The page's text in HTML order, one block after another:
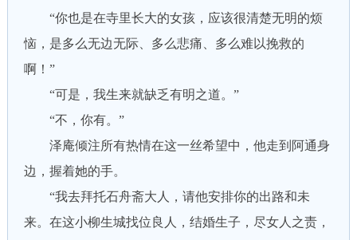
“你也是在寺里长大的女孩，应该很清楚无明的烦
恼，是多么无边无际、多么悲痛、多么难以挽救的
啊！”
“可是，我生来就缺乏有明之道。”
“不，你有。”
泽庵倾注所有热情在这一丝希望中，他走到阿通身
边，握着她的手。
“我去拜托石舟斋大人，请他安排你的出路和未
来。在这小柳生城找位良人，结婚生子，尽女人之责，